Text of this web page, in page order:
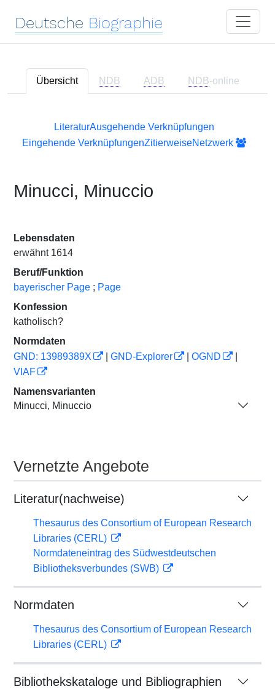
Deutsche Biographie
Übersicht NDB ADB NDB-online
LiteraturAusgehende Verknüpfungen
Eingehende VerknüpfungenZitierweiseNetzwerk
Minucci, Minuccio
Lebensdaten
erwähnt 1614
Beruf/Funktion
bayerischer Page ; Page
Konfession
katholisch?
Normdaten
GND: 13989389X
GND-Explorer OGND
VIAF
Namensvarianten
Minucci, Minuccio
Vernetzte Angebote
Literatur(nachweise)
Thesaurus des Consortium of European Research
Libraries (CERL)
Normdateneintrag des Südwestdeutschen
Bibliotheksverbundes (SWB)
Normdaten
Thesaurus des Consortium of European Research
Libraries (CERL)
Bibliothekskataloge und Bibliographien